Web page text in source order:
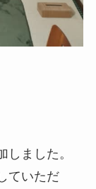
ました。
ていただ